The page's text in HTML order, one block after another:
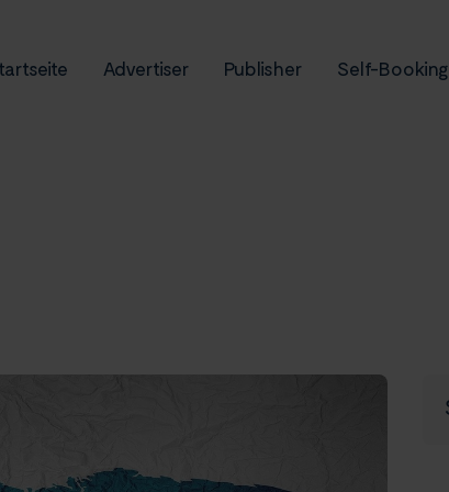
Advertiser Publisher Self-Booking